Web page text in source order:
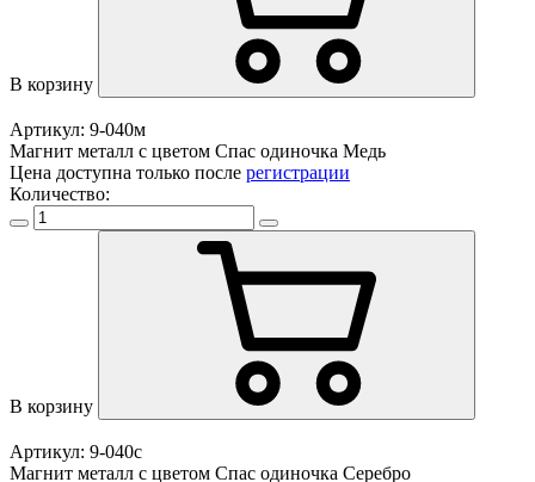
В корзину
Артикул: 9-040м
Магнит металл с цветом Спас одиночка Медь
Цена доступна только после регистрации
Количество:
В корзину
Артикул: 9-040с
Магнит металл с цветом Спас одиночка Серебро